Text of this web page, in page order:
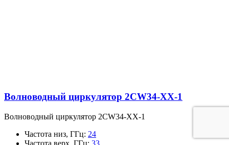
Волноводный циркулятор 2CW34-XX-1
Волноводный циркулятор 2CW34-XX-1
Частота низ, ГГц: 24
Частота верх, ГГц: 33